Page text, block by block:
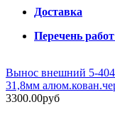
Доставка
Перечень
Вынос внешний 5-
31,8мм
3300.00руб